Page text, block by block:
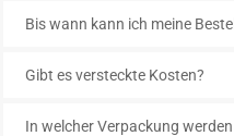
Bis wann kann ich meine
Gibt es versteckte Kosten?
In welcher Verpackung